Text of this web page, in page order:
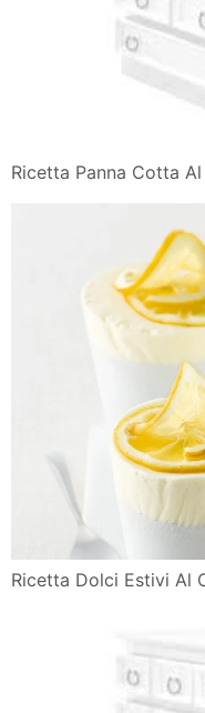
Ricetta Panna Cotta
Ricetta Dolci Estivi Al